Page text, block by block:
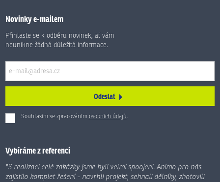
Novinky e-mailem
Přihlaste se k odběru novinek, ať vám
neunikne žádná důležitá informace.
Odeslat
Souhlasím se zpracováním osobních údajů.
Formulář
nepodařilo
odeslat.
Vybíráme z referencí
"S realizací celé zakázky jsme byli velmi spoojení. Animo pro nás
zajistilo komplet řešení - navrhli projekt, sehnali dělníky, zhotovili